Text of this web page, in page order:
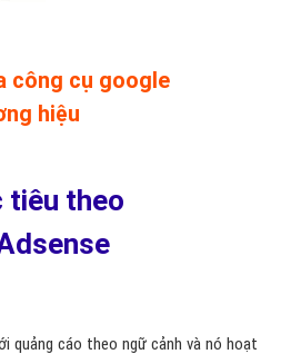
công cụ google
hiệu
tiêu theo
quảng cáo theo ngữ cảnh và nó hoạt